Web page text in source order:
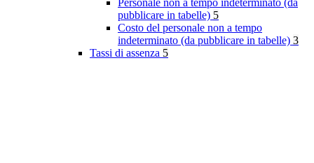
Personale non a tempo indeterminato (da
pubblicare in tabelle) 5
Costo del personale non a tempo
indeterminato (da pubblicare in tabelle) 3
Tassi di assenza 5